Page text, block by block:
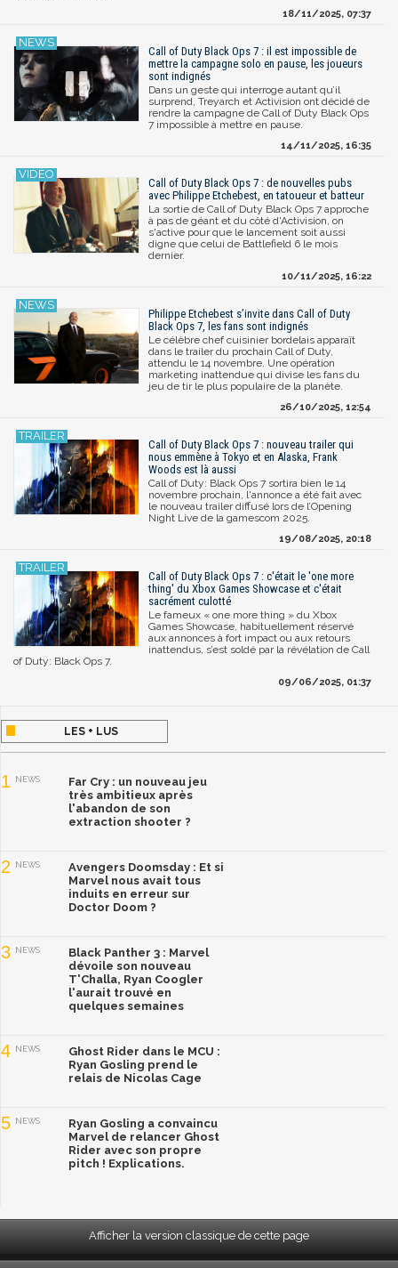
18/11/2025, 07:37
Call of Duty Black Ops 7 : il est impossible de
mettre la campagne solo en pause, les joueurs
sont indignés
Dans un geste qui interroge autant qu’il
surprend, Treyarch et Activision ont décidé de
rendre la campagne de Call of Duty Black Ops
7 impossible à mettre en pause.
14/11/2025, 16:35
Call of Duty Black Ops 7 : de nouvelles pubs
avec Philippe Etchebest, en tatoueur et batteur
La sortie de Call of Duty Black Ops 7 approche
à pas de géant et du côté d'Activision, on
s'active pour que le lancement soit aussi
digne que celui de Battlefield 6 le mois
dernier.
10/11/2025, 16:22
Philippe Etchebest s’invite dans Call of Duty
Black Ops 7, les fans sont indignés
Le célèbre chef cuisinier bordelais apparaît
dans le trailer du prochain Call of Duty,
attendu le 14 novembre. Une opération
marketing inattendue qui divise les fans du
jeu de tir le plus populaire de la planète.
26/10/2025, 12:54
Call of Duty Black Ops 7 : nouveau trailer qui
nous emmène à Tokyo et en Alaska, Frank
Woods est là aussi
Call of Duty: Black Ops 7 sortira bien le 14
novembre prochain, l'annonce a été fait avec
le nouveau trailer diffusé lors de l’Opening
Night Live de la gamescom 2025.
19/08/2025, 20:18
Call of Duty Black Ops 7 : c'était le 'one more
thing' du Xbox Games Showcase et c'était
sacrément culotté
Le fameux « one more thing » du Xbox
Games Showcase, habituellement réservé
aux annonces à fort impact ou aux retours
inattendus, s’est soldé par la révélation de Call
of Duty: Black Ops 7.
09/06/2025, 01:37
LES + LUS
1 NEWS
Far Cry : un nouveau jeu
très ambitieux après
l'abandon de son
extraction shooter ?
2 NEWS
Avengers Doomsday : Et si
Marvel nous avait tous
induits en erreur sur
Doctor Doom ?
3 NEWS
Black Panther 3 : Marvel
dévoile son nouveau
T'Challa, Ryan Coogler
l'aurait trouvé en
quelques semaines
4 NEWS
Ghost Rider dans le MCU :
Ryan Gosling prend le
relais de Nicolas Cage
5 NEWS
Ryan Gosling a convaincu
Marvel de relancer Ghost
Rider avec son propre
pitch ! Explications.
Afficher la version classique de cette page